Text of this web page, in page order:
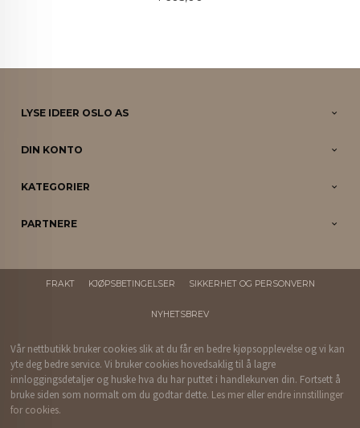
LYSE IDEER OSLO AS
DIN KONTO
KATEGORIER
PARTNERE
FRAKT KJØPSBETINGELSER SIKKERHET OG PERSONVERN
NYHETSBREV
Vår nettbutikk bruker cookies slik at du får en bedre kjøpsopplevelse og vi kan
yte deg bedre service. Vi bruker cookies hovedsaklig til å lagre
innloggingsdetaljer og huske hva du har puttet i handlekurven din. Fortsett å
bruke siden som normalt om du godtar dette. Les mer eller endre innstillinger
for cookies.